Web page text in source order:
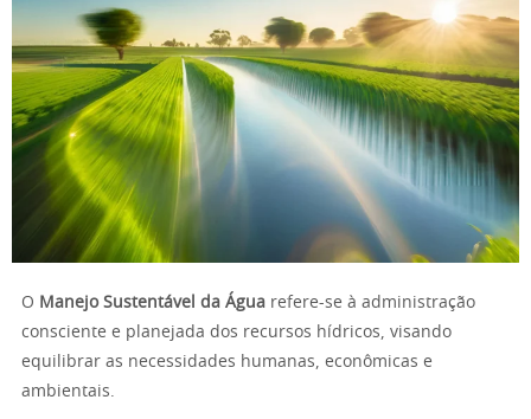
O Manejo Sustentável da Água refere-se à administração
consciente e planejada dos recursos hídricos, visando
equilibrar as necessidades humanas, econômicas e
ambientais.